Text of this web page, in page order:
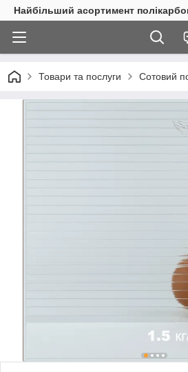
Найбільший асортимент
Товари та послуги Сотовий